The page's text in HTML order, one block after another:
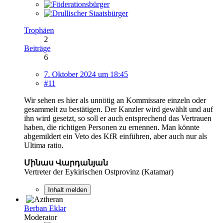
Trophäen
2
Beiträge
6
7. Oktober 2024 um 18:45
#11
Wir sehen es hier als unnötig an Kommissare einzeln oder
gesammelt zu bestätigen. Der Kanzler wird gewählt und auf
ihn wird gesetzt, so soll er auch entsprechend das Vertrauen
haben, die richtigen Personen zu ernennen. Man könnte
abgemildert ein Veto des KfR einführen, aber auch nur als
Ultima ratio.
Մինաս Վարդանյան
Vertreter der Eykirischen Ostprovinz (Katamar)
Inhalt melden
Berban Eklər
Moderator